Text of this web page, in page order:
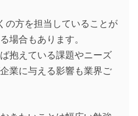
の方を担当していることが
場合もあります。
抱えている課題やニーズ
業に与える影響も業界ご